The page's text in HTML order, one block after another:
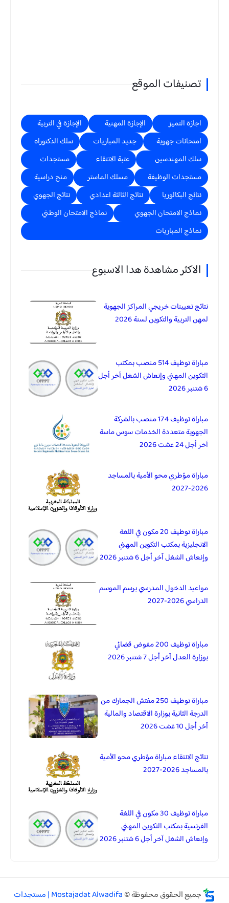
تصنيفات الموقع
اجازة التميز الإجازة المهنية
الإجازة في التربية
امتحانات جهوية
جديد المباريات
سلك الدكتوراه
سلك المهندسين
عتبة الانتقاء
مستجدات
مستجدات الوظيفة
مسلك الماستر
منح دراسية
نتائج البكالوريا
نتائج الثالثة اعدادي
نتائج الجهوي
نماذج الامتحان الجهوي
نماذج الامتحان الوطني
نماذج المباريات
الاكثر مشاهدة هدا الاسبوع
نتائج تعيينات خريجي المراكز الجهوية
لمهن التربية والتكوين لسنة 2026
مباراة توظيف 514 منصب بمكتب
التكوين المهني وإنعاش الشغل آخر أجل
6 شتنبر 2026
مباراة توظيف 174 منصب بالشركة
الجهوية متعددة الخدمات سوس ماسة
آخر أجل 24 غشت 2026
مباراة مؤطري محو الأمية بالمساجد
2026-2027
مباراة توظيف 20 مكون في اللغة
الانجليزية بمكتب التكوين المهني
وإنعاش الشغل آخر أجل 6 شتنبر 2026
مواعيد الدخول المدرسي برسم الموسم
الدراسي 2026-2027
مباراة توظيف 200 مفوض قضائي
بوزارة العدل آخر أجل 7 شتنبر 2026
مباراة توظيف 250 مفتش الجمارك من
الدرجة الثانية بوزارة الاقتصاد والمالية
آخر أجل 10 غشت 2026
نتائج الانتقاء مباراة مؤطري محو الأمية
بالمساجد 2026-2027
مباراة توظيف 30 مكون في اللغة
الفرنسية بمكتب التكوين المهني
وإنعاش الشغل آخر أجل 6 شتنبر 2026
جميع الحقوق محفوظة ©
Mostajadat Alwadifa | مستجدات